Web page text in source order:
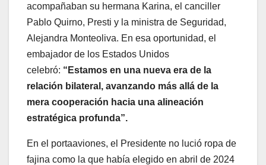
acompañaban su hermana Karina, el canciller
Pablo Quirno, Presti y la ministra de Seguridad,
Alejandra Monteoliva. En esa oportunidad, el
embajador de los Estados Unidos
celebró: “Estamos en una nueva era de la
relación bilateral, avanzando más allá de la
mera cooperación hacia una alineación
estratégica profunda”.
En el portaaviones, el Presidente no lució ropa de
fajina como la que había elegido en abril de 2024